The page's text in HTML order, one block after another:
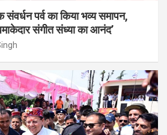
पर्व का किया भव्य समापन,
संगीत संध्या का आनंद’